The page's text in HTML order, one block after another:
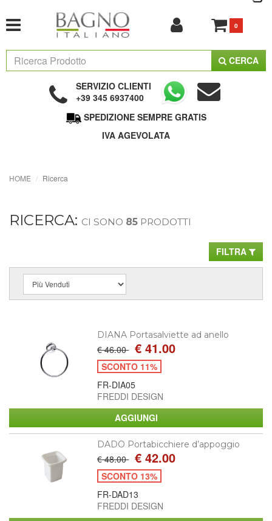
0
CERCA
SERVIZIO CLIENTI
+39 345 6937400
SPEDIZIONE SEMPRE GRATIS
IVA AGEVOLATA
HOME Ricerca
RICERCA: CI SONO 85 PRODOTTI
FILTRA
DIANA Portasalviette ad anello
€ 46.00 € 41.00
SCONTO 11%
FR-DIA05
FREDDI DESIGN
DADO Portabicchiere d’appoggio
€ 48.00 € 42.00
SCONTO 13%
FR-DAD13
FREDDI DESIGN